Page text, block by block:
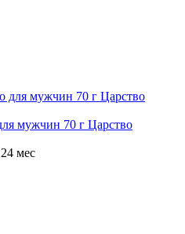
мужчин 70 г Царство
24 мес